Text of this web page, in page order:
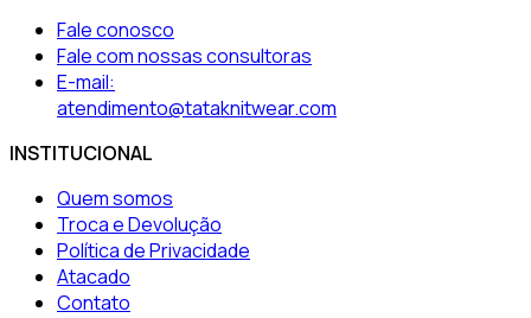
Fale conosco
Fale com nossas consultoras
E-mail:
atendimento@tataknitwear.com
INSTITUCIONAL
Quem somos
Troca e Devolução
Política de Privacidade
Atacado
Contato